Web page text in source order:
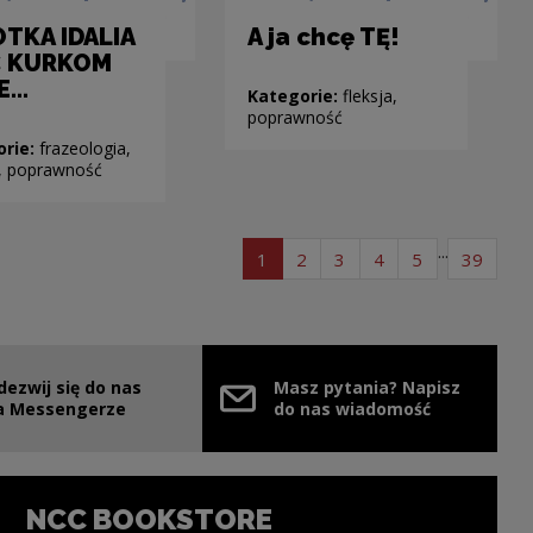
IDALIA
KURKOM
frazeologia,
poprawność
A ja chcę TĘ!
Kategorie: fleksja,
poprawność
1 page list of articles
2page list of articles
3 page list of articles
4page list of
5 page list of
... 39page
się do nas
Messengerze
link will open in a new window
Masz pytania? Napisz
do nas wiadomość
NCC BOOKSTORE